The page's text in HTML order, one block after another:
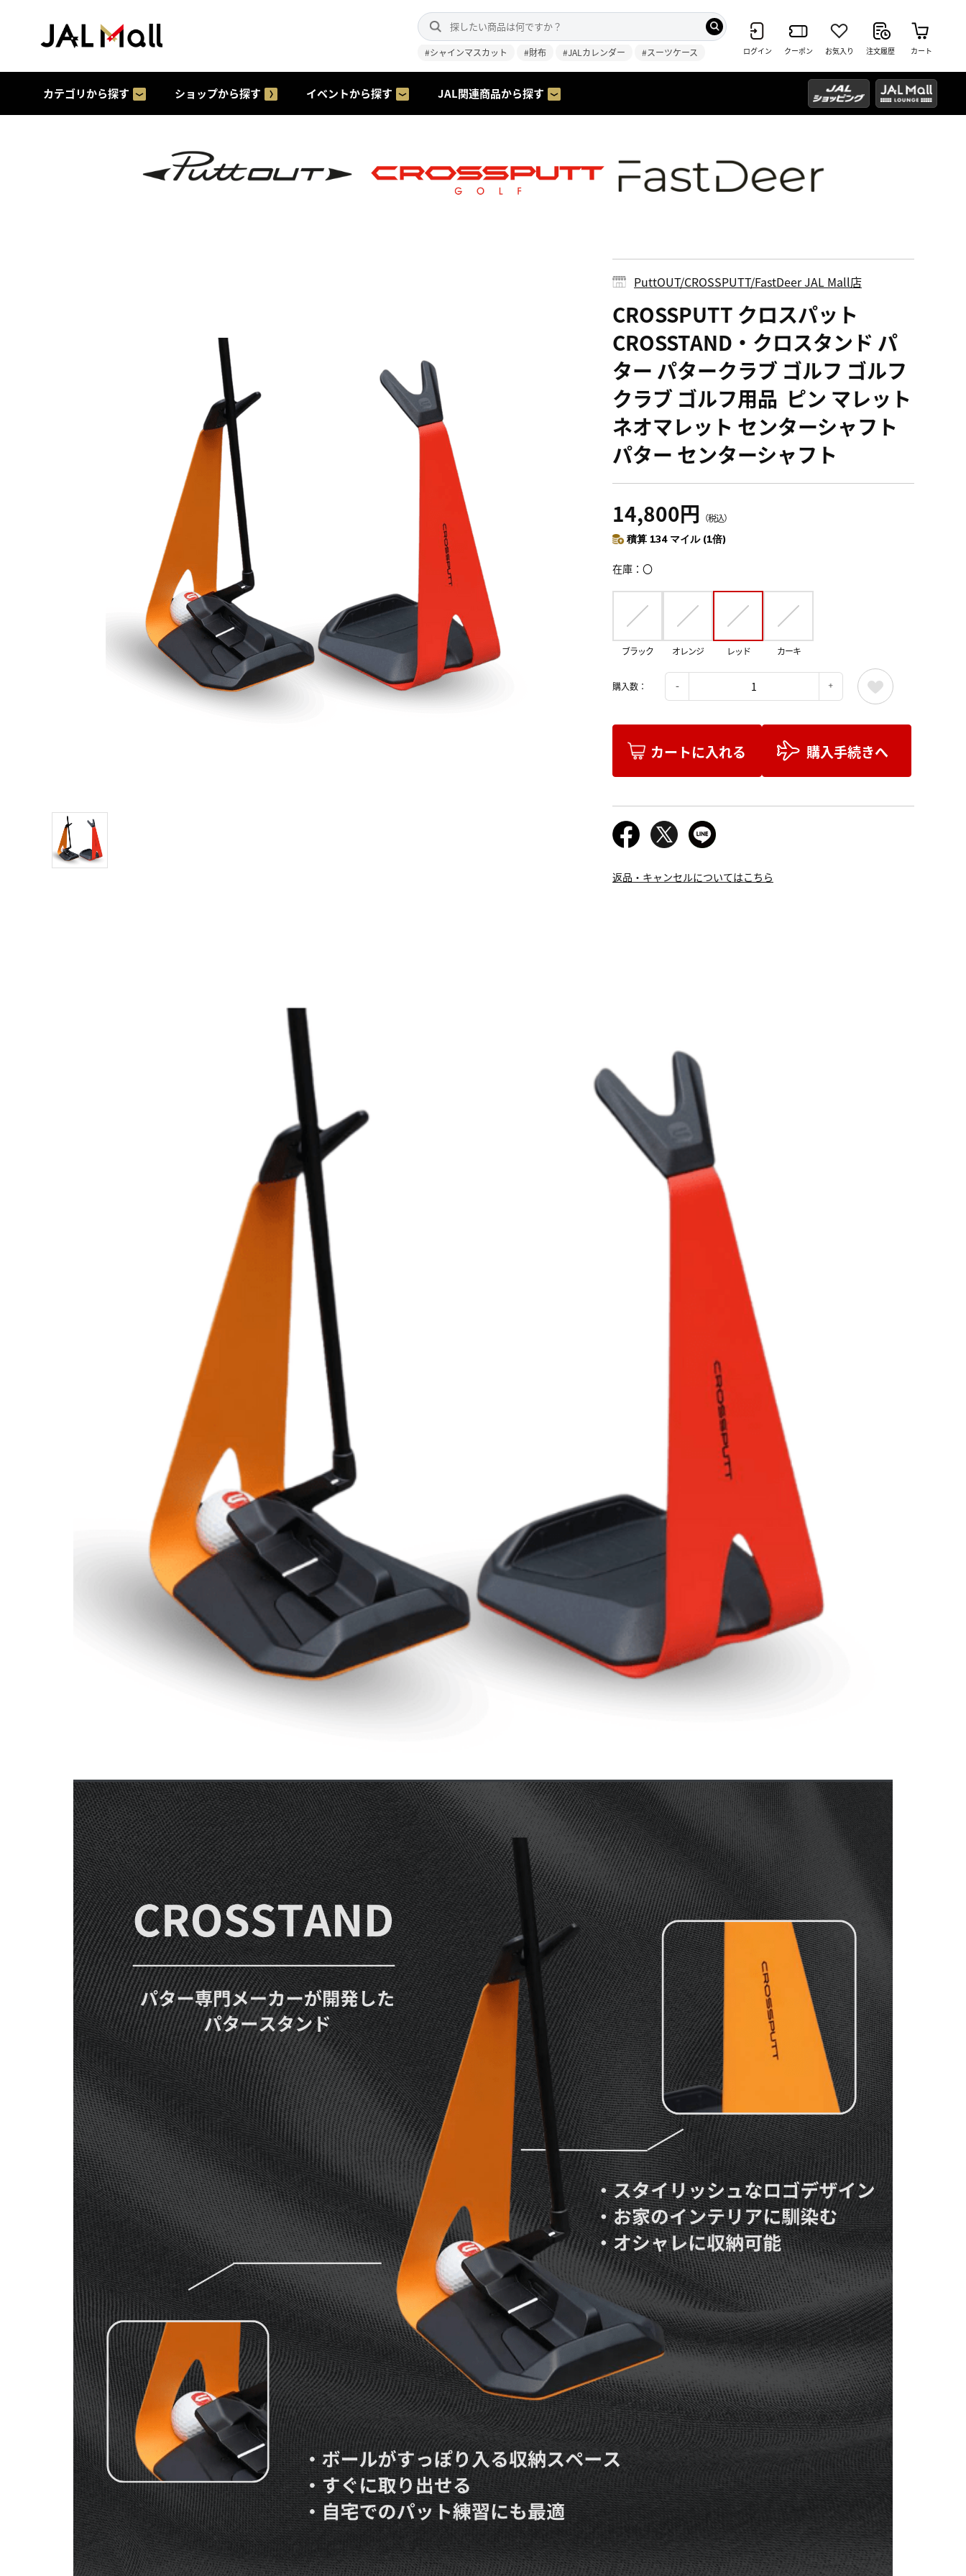
#シャインマスカット #財布 #JALカレンダー #スーツケース ログイン クーポン お気入り 注文履歴 カート
カテゴリから探す ショップから探す イベントから探す JAL関連商品から探す
PuttOUT/CROSSPUTT/FastDeer JAL Mall店
CROSSPUTT クロスパット
CROSSTAND・クロスタンド パ
ター パタークラブ ゴルフ ゴルフ
クラブ ゴルフ用品 ピン マレット
ネオマレット センターシャフト
パター センターシャフト
14,800円 （税込）
積算 134 マイル (1倍)
在庫 〇
ブラック オレンジ レッド カーキ
購入数：
カートに入れる 購入手続きへ
返品・キャンセルについてはこちら